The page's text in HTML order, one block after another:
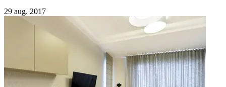
29 aug. 2017